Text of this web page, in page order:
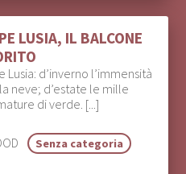
LUSIA, IL BALCONE
Lusia: d’inverno l’immensità
neve; d’estate le mille
di verde. [...]
Senza categoria